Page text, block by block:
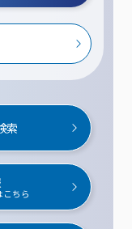
索
ちら